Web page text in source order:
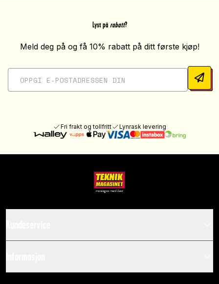
Lyst på rabatt?
Meld deg på og få 10% rabatt på ditt første kjøp!
Fri frakt og tollfritt Lynrask levering